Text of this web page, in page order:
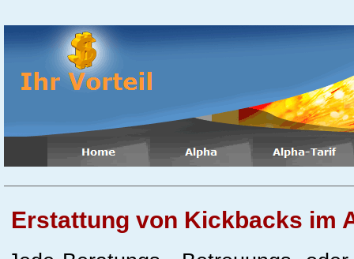
Erstattung von Kickbacks im